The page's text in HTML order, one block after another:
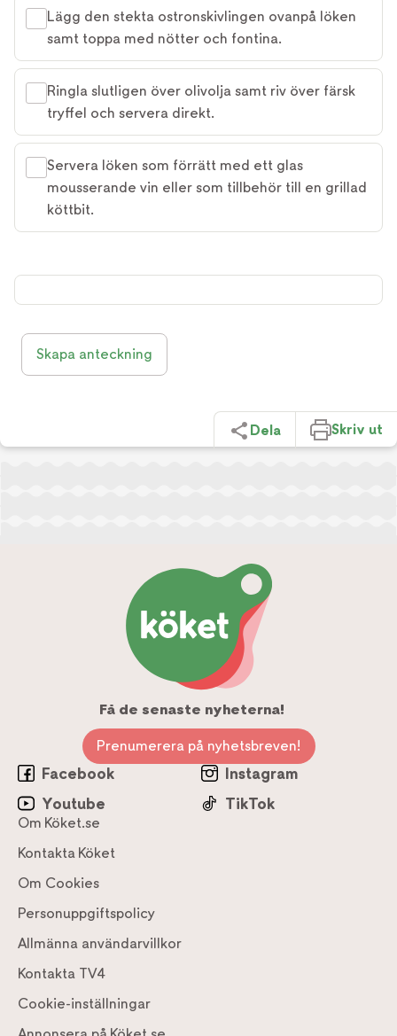
Lägg den stekta ostronskivlingen ovanpå löken
samt toppa med nötter och fontina.
Ringla slutligen över olivolja samt riv över färsk
tryffel och servera direkt.
Servera löken som förrätt med ett glas
mousserande vin eller som tillbehör till en grillad
köttbit.
Skapa anteckning
Dela Skriv ut
Få de senaste nyheterna!
Prenumerera på nyhetsbreven!
Facebook
Instagram
Youtube
TikTok
Om Köket.se
Kontakta Köket
Om Cookies
Personuppgiftspolicy
Allmänna användarvillkor
Kontakta TV4
Cookie-inställningar